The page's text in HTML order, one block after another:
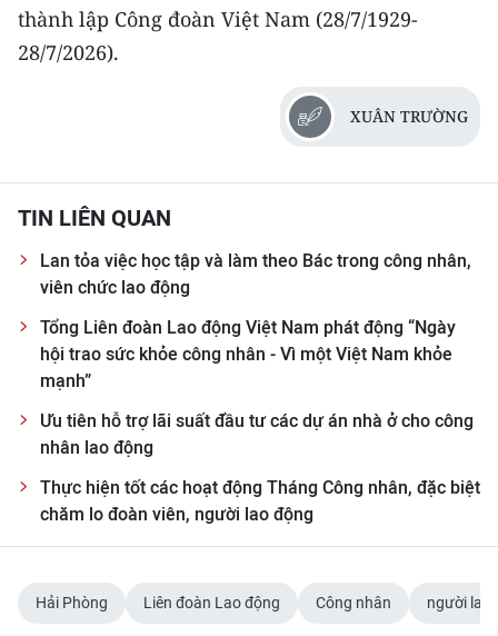
thành lập Công đoàn Việt Nam (28/7/1929-
28/7/2026).
XUÂN TRƯỜNG
TIN LIÊN QUAN
Lan tỏa việc học tập và làm theo Bác trong công nhân,
viên chức lao động
Tổng Liên đoàn Lao động Việt Nam phát động “Ngày
hội trao sức khỏe công nhân - Vì một Việt Nam khỏe
mạnh”
Ưu tiên hỗ trợ lãi suất đầu tư các dự án nhà ở cho công
nhân lao động
Thực hiện tốt các hoạt động Tháng Công nhân, đặc biệt
chăm lo đoàn viên, người lao động
Hải Phòng Liên đoàn Lao động Công nhân người lao